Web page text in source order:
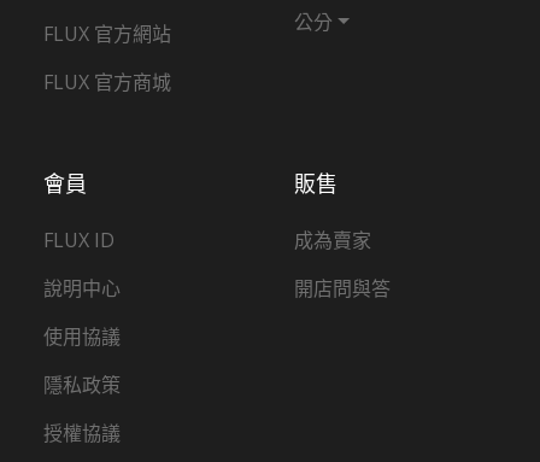
販售
成為賣家
開店問與答
會員
FLUX ID
說明中心
使用協議
隱私政策
授權協議
FLUX 官方網站
FLUX 官方商城
公分